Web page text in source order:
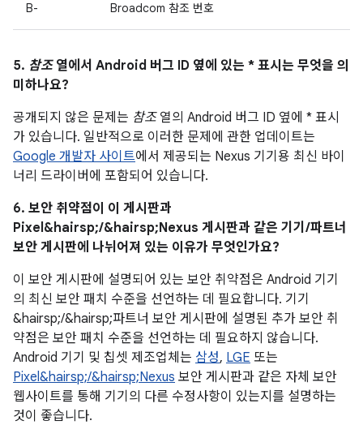
B- Broadcom 참조 번호
5. 참조열에서 Android 버그 ID 옆에 있는 * 표시는 무엇을 의
미하나요?
공개되지 않은 문제는 참조열의 Android 버그 ID 옆에 * 표시
가 있습니다. 일반적으로 이러한 문제에 관한 업데이트는
Google 개발자 사이트에서 제공되는 Nexus 기기용 최신 바이
너리 드라이버에 포함되어 있습니다.
6. 보안 취약점이 이 게시판과
Pixel&hairsp;/&hairsp;Nexus 게시판과 같은 기기/파트너
보안 게시판에 나뉘어져 있는 이유가 무엇인가요?
이 보안 게시판에 설명되어 있는 보안 취약점은 Android 기기
의 최신 보안 패치 수준을 선언하는 데 필요합니다. 기기
&hairsp;/&hairsp;파트너 보안 게시판에 설명된 추가 보안 취
약점은 보안 패치 수준을 선언하는 데 필요하지 않습니다.
Android 기기 및 칩셋 제조업체는 삼성, LGE 또는
Pixel&hairsp;/&hairsp;Nexus 보안 게시판과 같은 자체 보안
웹사이트를 통해 기기의 다른 수정사항이 있는지를 설명하는
것이 좋습니다.